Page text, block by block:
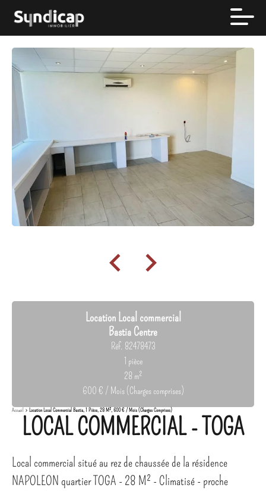
Location Local commercial
Bastia Centre
Réf. 82478473
1 pièce
28 m²
600 € / Mois (Charges comprises)
Accueil Location Local Commercial Bastia, 1 Pièce, 28 M², 600 € / Mois (Charges Comprises)
LOCAL COMMERCIAL - TOGA
Local commercial situé au rez de chaussée de la résidence
NAPOLEON quartier TOGA - 28 M² - Climatisé - proche